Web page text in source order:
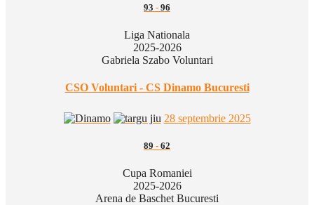
93 - 96
Liga Nationala
2025-2026
Gabriela Szabo Voluntari
CSO Voluntari - CS Dinamo Bucuresti
28 septembrie 2025
89 - 62
Cupa Romaniei
2025-2026
Arena de Baschet Bucuresti